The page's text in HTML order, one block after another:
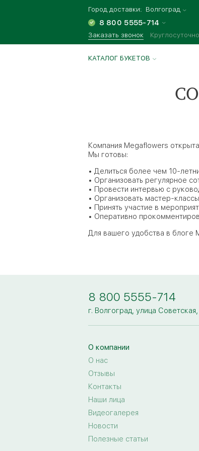
Город доставки: Волгоград
8 800 5555-714
Заказать звонок Круглосуточно
КАТАЛОГ БУКЕТОВ
Компания Megaflowers
Мы готовы:
• Делиться более чем 10-
• Организовать регулярное
• Провести интервью с
• Организовать мастер-
• Принять участие в
• Оперативно
Для вашего удобства в блоге
8 800 5555-714
г. Волгоград, улица
О компании
О нас
Отзывы
Контакты
Наши лица
Видеогалерея
Новости
Полезные статьи